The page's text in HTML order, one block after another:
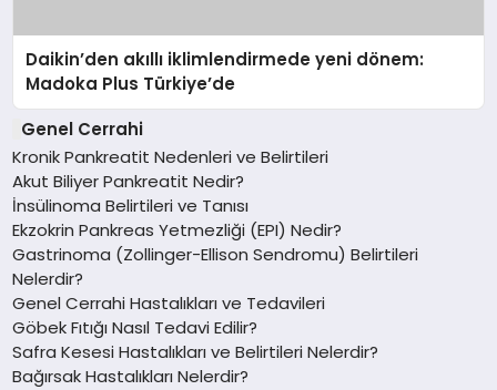
Daikin’den akıllı iklimlendirmede yeni dönem:
Madoka Plus Türkiye’de
Genel Cerrahi
Kronik Pankreatit Nedenleri ve Belirtileri
Akut Biliyer Pankreatit Nedir?
İnsülinoma Belirtileri ve Tanısı
Ekzokrin Pankreas Yetmezliği (EPI) Nedir?
Gastrinoma (Zollinger-Ellison Sendromu) Belirtileri
Nelerdir?
Genel Cerrahi Hastalıkları ve Tedavileri
Göbek Fıtığı Nasıl Tedavi Edilir?
Safra Kesesi Hastalıkları ve Belirtileri Nelerdir?
Bağırsak Hastalıkları Nelerdir?